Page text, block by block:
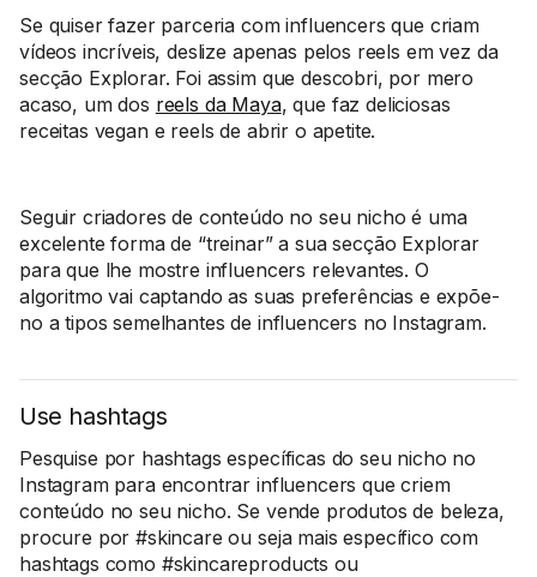
Se quiser fazer parceria com influencers que criam
vídeos incríveis, deslize apenas pelos reels em vez da
secção Explorar. Foi assim que descobri, por mero
acaso, um dos reels da Maya, que faz deliciosas
receitas vegan e reels de abrir o apetite.
Seguir criadores de conteúdo no seu nicho é uma
excelente forma de “treinar” a sua secção Explorar
para que lhe mostre influencers relevantes. O
algoritmo vai captando as suas preferências e expõe-
no a tipos semelhantes de influencers no Instagram.
Use hashtags
Pesquise por hashtags específicas do seu nicho no
Instagram para encontrar influencers que criem
conteúdo no seu nicho. Se vende produtos de beleza,
procure por #skincare ou seja mais específico com
hashtags como #skincareproducts ou